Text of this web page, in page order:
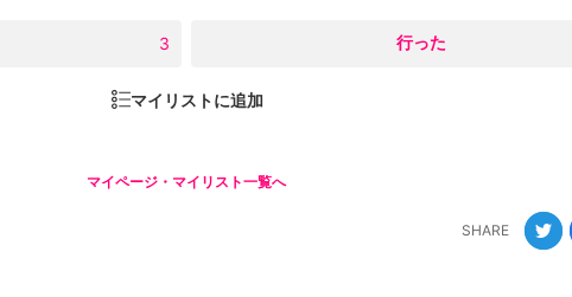
3 行った
マイリストに追加
マイページ・マイリスト一覧へ
SHARE